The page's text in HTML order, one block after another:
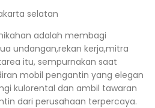
adalah membagi
undangan,rekan kerja,mitra
itu, sempurnakan saat
mobil pengantin yang elegan
kulorental dan ambil tawaran
dari perusahaan terpercaya.